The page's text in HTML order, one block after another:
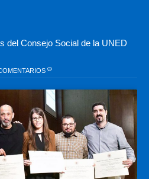
del Consejo Social de la UNED